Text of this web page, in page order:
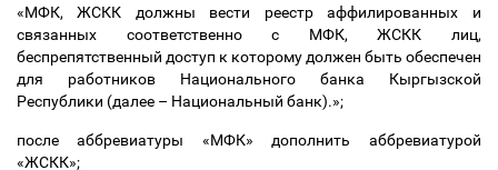
«МФК, ЖСКК должны вести реестр аффилированных и
связанных соответственно с МФК, ЖСКК лиц,
беспрепятственный доступ к которому должен быть обеспечен
для работников Национального банка Кыргызской
Республики (далее – Национальный банк).»;
после аббревиатуры «МФК» дополнить аббревиатурой
«ЖСКК»;